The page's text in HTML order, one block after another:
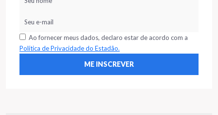
Ao fornecer meus dados, declaro estar de acordo com a
Política de Privacidade do Estadão.